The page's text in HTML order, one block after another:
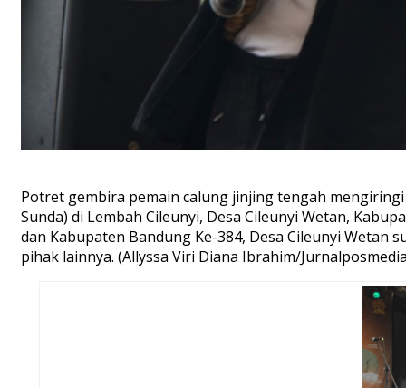
Potret gembira pemain calung jinjing tengah
Sunda) di Lembah Cileunyi, Desa Cileunyi Wetan,
dan Kabupaten Bandung Ke-384, Desa Cileunyi Wetan
pihak lainnya. (Allyssa Viri Diana Ibrahim/